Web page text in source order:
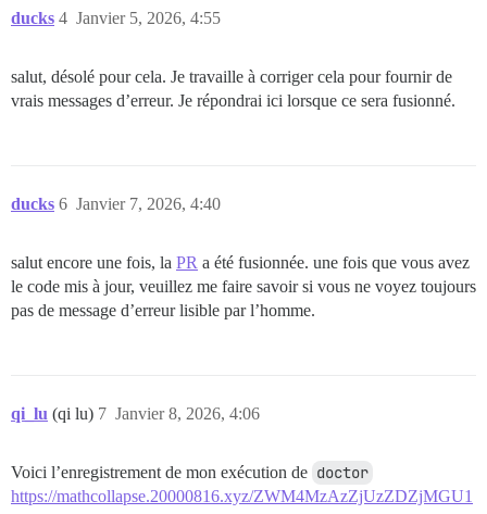
ducks Janvier 5, 2026, 4:55
4
salut, désolé pour cela. Je travaille à corriger cela pour fournir de
vrais messages d’erreur. Je répondrai ici lorsque ce sera fusionné.
ducks Janvier 7, 2026, 4:40
6
salut encore une fois, la PR a été fusionnée. une fois que vous avez
le code mis à jour, veuillez me faire savoir si vous ne voyez toujours
pas de message d’erreur lisible par l’homme.
qi_lu (qi lu) Janvier 8, 2026, 4:06
7
Voici l’enregistrement de mon exécution de doctor
https://mathcollapse.20000816.xyz/ZWM4MzAzZjUzZDZjMGU1